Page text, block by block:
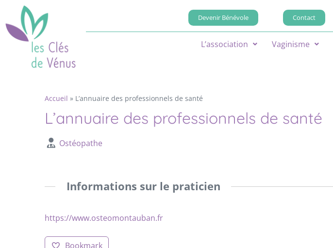
Devenir Bénévole Contact
L’association Vaginisme
Accueil » L’annuaire des professionnels de santé
L’annuaire des professionnels de santé
Ostéopathe
Informations sur le praticien
https://www.osteomontauban.fr
Bookmark